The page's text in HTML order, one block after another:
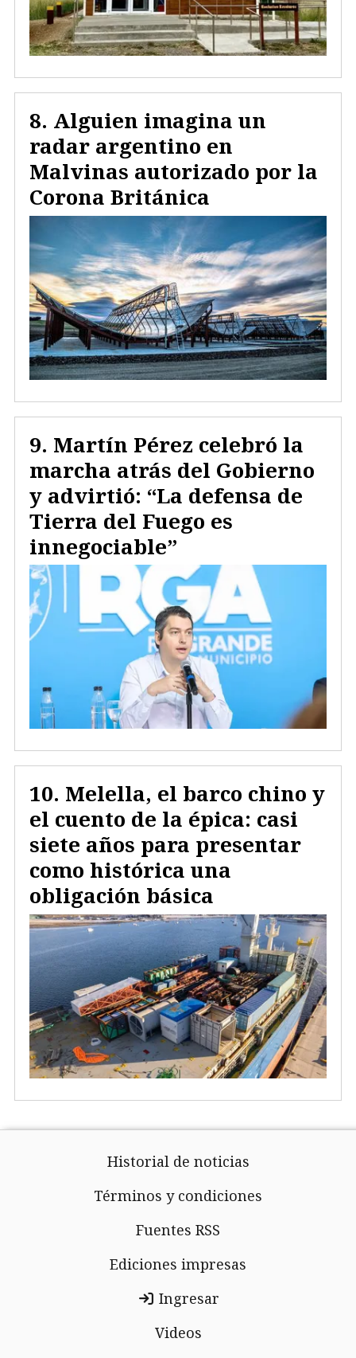
Alguien imagina un
radar argentino en
Malvinas autorizado por la
Corona Británica
Martín Pérez celebró la
marcha atrás del Gobierno
y advirtió: “La defensa de
Tierra del Fuego es
innegociable”
Melella, el barco chino y
el cuento de la épica: casi
siete años para presentar
como histórica una
obligación básica
Historial de noticias
Términos y condiciones
Fuentes RSS
Ediciones impresas
Ingresar
Videos